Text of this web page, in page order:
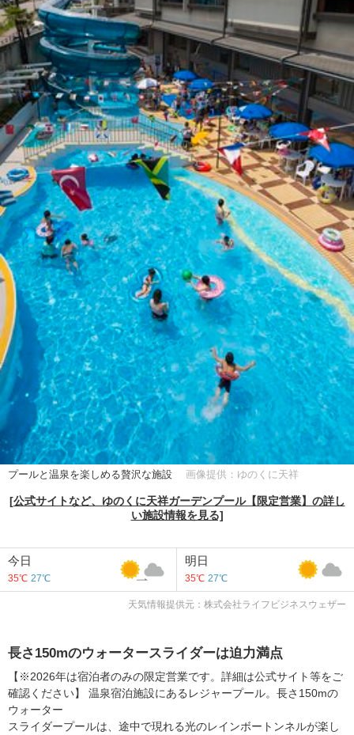
プールと温泉を楽しめる贅沢な施設 画像提供：ゆのくに天祥
[公式サイトなど、ゆのくに天祥ガーデンプール【限定営業】の詳し
い施設情報を見る]
今日
35℃ 27℃
明日
35℃ 27℃
天気情報提供元：株式会社ライフビジネスウェザー
長さ150mのウォータースライダーは迫力満点
【※2026年は宿泊者のみの限定営業です。詳細は公式サイト等をご
確認ください】 温泉宿泊施設にあるレジャープール。長さ150mの
ウォーター
スライダープールは、途中で現れる光のレインボートンネルが楽し